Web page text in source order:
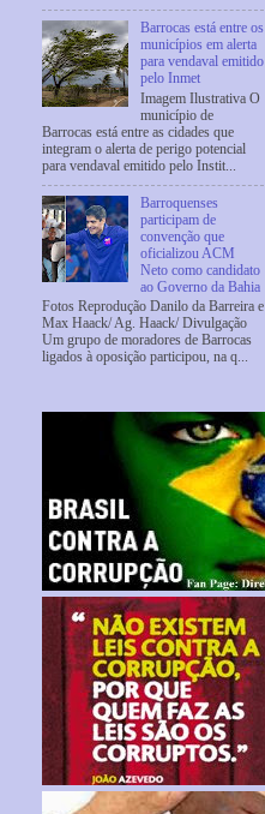
Barrocas está entre os
municípios em alerta
para vendaval emitido
pelo Inmet
Imagem Ilustrativa O
município de
Barrocas está entre as cidades que
integram o alerta de perigo potencial
para vendaval emitido pelo Instit...
Barroquenses
participam de
convenção que
oficializou ACM
Neto como candidato
ao Governo da Bahia
Fotos Reprodução Danilo da Barreira e
Max Haack/ Ag. Haack/ Divulgação
Um grupo de moradores de Barrocas
ligados à oposição participou, na q...